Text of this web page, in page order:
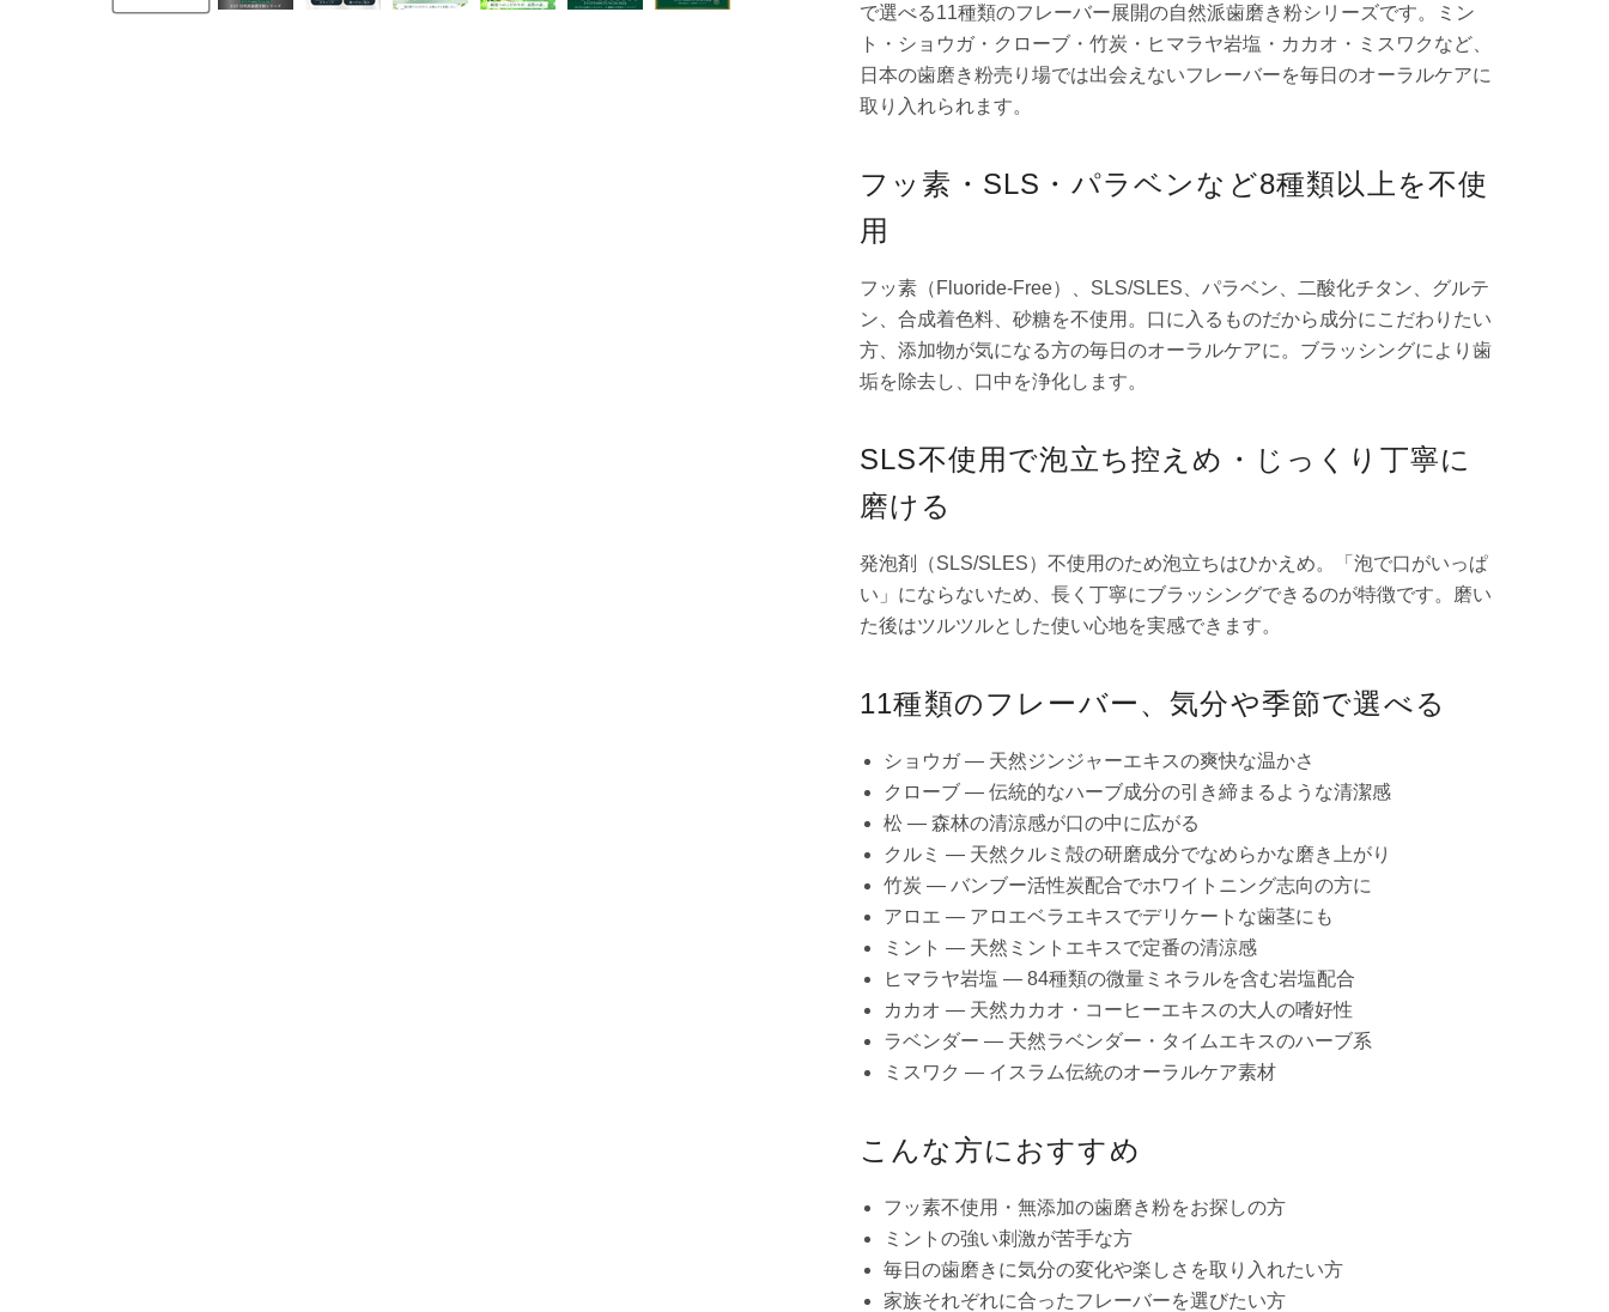
で選べる11種類のフレーバー展開の自然派歯磨き粉シリーズです。ミン
ト・ショウガ・クローブ・竹炭・ヒマラヤ岩塩・カカオ・ミスワクなど、
日本の歯磨き粉売り場では出会えないフレーバーを毎日のオーラルケアに
取り入れられます。
フッ素・SLS・パラベンなど8種類以上を不使
用
フッ素（Fluoride-Free）、SLS/SLES、パラベン、二酸化チタン、グルテ
ン、合成着色料、砂糖を不使用。口に入るものだから成分にこだわりたい
方、添加物が気になる方の毎日のオーラルケアに。ブラッシングにより歯
垢を除去し、口中を浄化します。
SLS不使用で泡立ち控えめ・じっくり丁寧に
磨ける
発泡剤（SLS/SLES）不使用のため泡立ちはひかえめ。「泡で口がいっぱ
い」にならないため、長く丁寧にブラッシングできるのが特徴です。磨い
た後はツルツルとした使い心地を実感できます。
11種類のフレーバー、気分や季節で選べる
ショウガ — 天然ジンジャーエキスの爽快な温かさ
クローブ — 伝統的なハーブ成分の引き締まるような清潔感
松 — 森林の清涼感が口の中に広がる
クルミ — 天然クルミ殻の研磨成分でなめらかな磨き上がり
竹炭 — バンブー活性炭配合でホワイトニング志向の方に
アロエ — アロエベラエキスでデリケートな歯茎にも
ミント — 天然ミントエキスで定番の清涼感
ヒマラヤ岩塩 — 84種類の微量ミネラルを含む岩塩配合
カカオ — 天然カカオ・コーヒーエキスの大人の嗜好性
ラベンダー — 天然ラベンダー・タイムエキスのハーブ系
ミスワク — イスラム伝統のオーラルケア素材
こんな方におすすめ
フッ素不使用・無添加の歯磨き粉をお探しの方
ミントの強い刺激が苦手な方
毎日の歯磨きに気分の変化や楽しさを取り入れたい方
家族それぞれに合ったフレーバーを選びたい方